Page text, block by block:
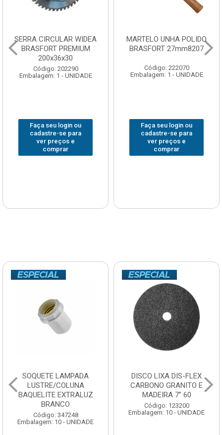
SERRA CIRCULAR WIDEA
BRASFORT PREMIUM
200x36x30
Código: 202290
Embalagem: 1 - UNIDADE
Faça seu login ou
cadastre-se para
ver preços e
comprar
MARTELO UNHA POLIDO
BRASFORT 27mm8207
Código: 222070
Embalagem: 1 - UNIDADE
Faça seu login ou
cadastre-se para
ver preços e
comprar
SOQUETE LAMPADA
LUSTRE/COLUNA
BAQUELITE EXTRALUZ
BRANCO
Código: 347248
Embalagem: 10 - UNIDADE
DISCO LIXA DIS-FLEX
CARBONO GRANITO E
MADEIRA 7” 60
Código: 123200
Embalagem: 10 - UNIDADE